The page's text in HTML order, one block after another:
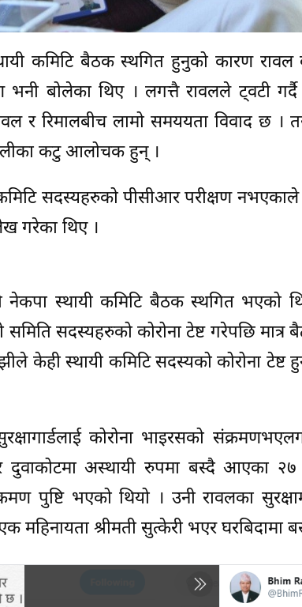
कमिटि बैठक स्थगित हुनुको कारण
भनी बोलेका थिए । लगत्तै रावलले ट्वटी
र रिमालबीच लामो समययता विवाद छ ।
ओलीका कटु आलोचक हुन् ।
सदस्यहरुको पीसीआर परीक्षण
गरेका थिए ।
स्थायी कमिटि बैठक स्थगित भएको
सदस्यहरुको कोरोना टेष्ट गरेपछि मात्र
केही स्थायी कमिटि सदस्यको कोरोना टेष्ट
कोरोना भाइरसको
अस्थायी रुपमा बस्दै आएका २७
पुष्टि भएको थियो । उनी रावलका
महिनायता श्रीमती सुत्केरी भएर घरबिदामा